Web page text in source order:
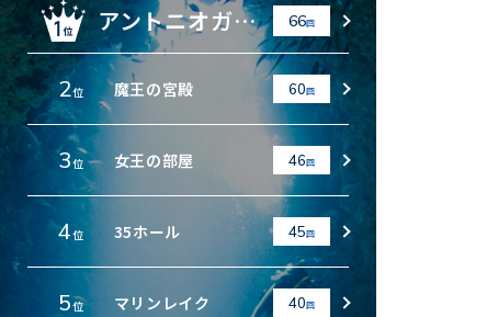
アントニオガウディ 66回
2位 魔王の宮殿 60回
3位 女王の部屋 46回
4位 35ホール 45回
5位 マリンレイク 40回